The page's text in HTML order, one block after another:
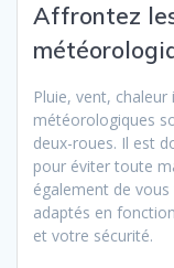
Affrontez
Pluie, vent,
météorologiques
deux-roues. Il est
pour éviter toute
également de
adaptés en
et votre sécurité.